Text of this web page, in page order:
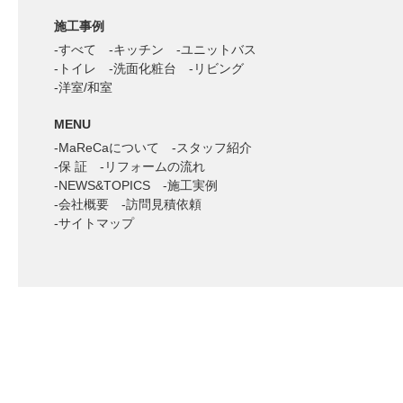
施工事例
すべて
キッチン
ユニットバス
トイレ
洗面化粧台
リビング
洋室/和室
MENU
MaReCaについて
スタッフ紹介
保 証
リフォームの流れ
NEWS&TOPICS
施工実例
会社概要
訪問見積依頼
サイトマップ